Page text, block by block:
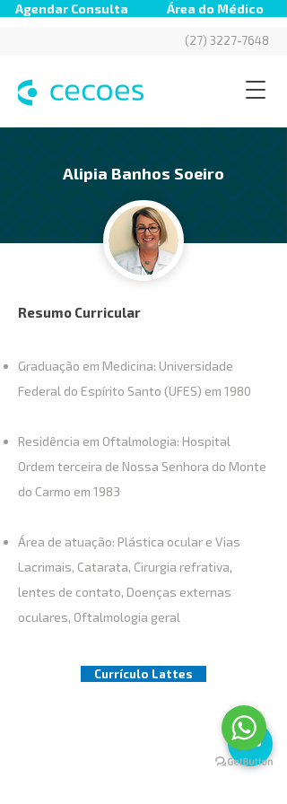
(27) 3227-7648
Área do Médico
Agendar Consulta
Alipia Banhos Soeiro
Resumo Curricular
Graduação em Medicina: Universidade
Federal do Espírito Santo (UFES) em 1980
Residência em Oftalmologia: Hospital
Ordem terceira de Nossa Senhora do Monte
do Carmo em 1983
Área de atuação: Plástica ocular e Vias
Lacrimais, Catarata, Cirurgia refrativa,
lentes de contato, Doenças externas
oculares, Oftalmologia geral
Currículo Lattes